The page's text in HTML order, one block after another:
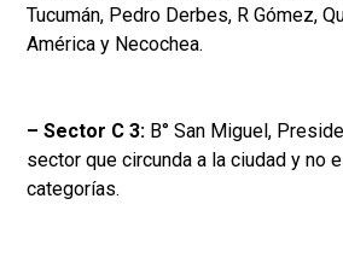
Tucumán, Pedro Derbes, R Gómez,
América y Necochea.
– Sector C 3: B° San Miguel,
sector que circunda a la ciudad y no
categorías.